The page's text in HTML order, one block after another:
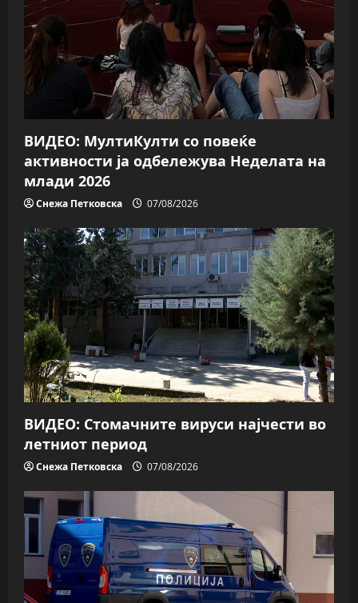
ВИДЕО: МултиКулти со повеќе
активности ја одбележува Неделата на
млади 2026
Снежа Петковска 07/08/2026
ВИДЕО: Стомачните вируси најчести во
летниот период
Снежа Петковска 07/08/2026